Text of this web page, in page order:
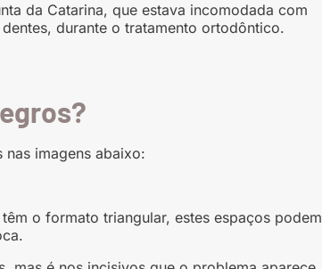
da Catarina, que estava incomodada com
durante o tratamento ortodôntico.
nas imagens abaixo:
o formato triangular, estes espaços podem